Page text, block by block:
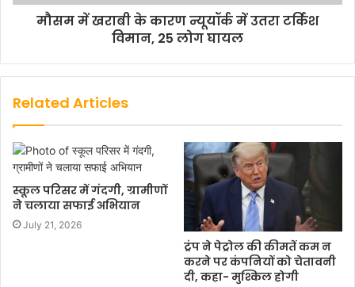
मौसम में खराबी के कारण न्यूयॉर्क में उतरा टर्किश
विमान, 25 लोग घायल
Related Articles
स्कूल परिसर में गंदगी, ग्रामीणों
ने चलाया सफाई अभियान
July 21, 2026
ट्रंप ने पेट्रोल की कीमतें कम न
करने पर कंपनियों को चेतावनी
दी, कहा- मुश्किल होगी